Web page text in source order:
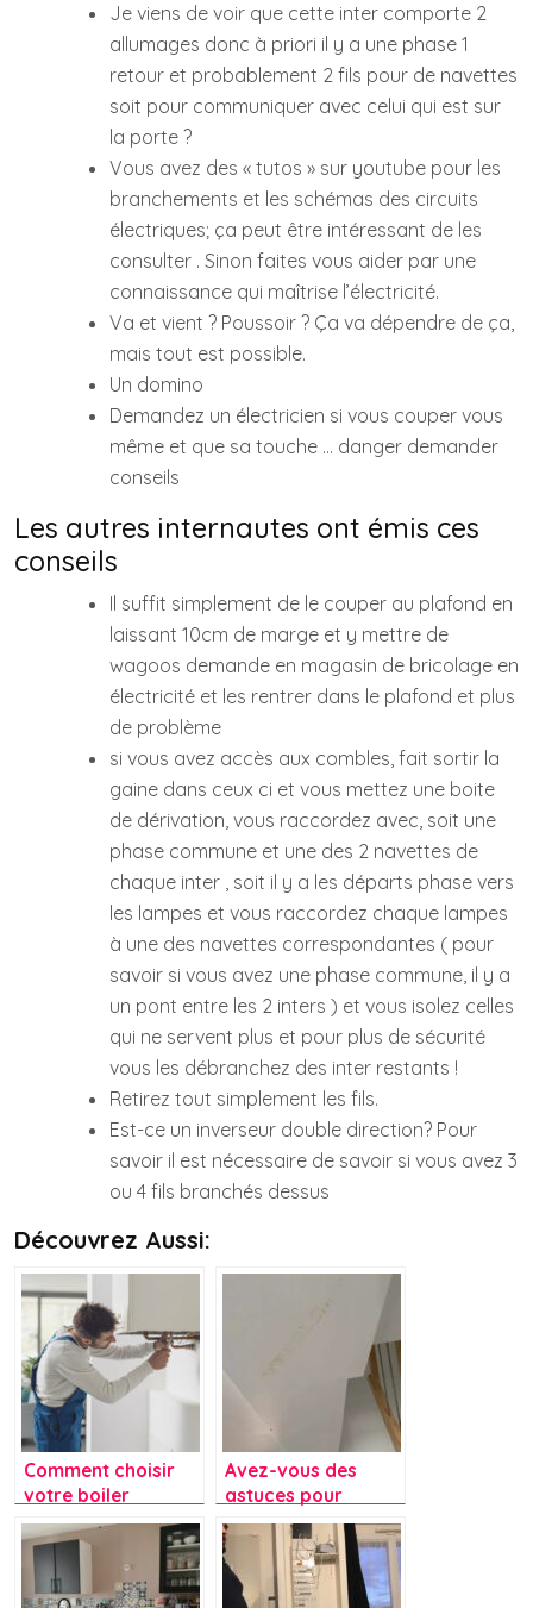
Je viens de voir que cette inter comporte 2
allumages donc à priori il y a une phase 1
retour et probablement 2 fils pour de navettes
soit pour communiquer avec celui qui est sur
la porte ?
Vous avez des « tutos » sur youtube pour les
branchements et les schémas des circuits
électriques; ça peut être intéressant de les
consulter . Sinon faites vous aider par une
connaissance qui maîtrise l’électricité.
Va et vient ? Poussoir ? Ça va dépendre de ça,
mais tout est possible.
Un domino
Demandez un électricien si vous couper vous
même et que sa touche … danger demander
conseils
Les autres internautes ont émis ces
conseils
Il suffit simplement de le couper au plafond en
laissant 10cm de marge et y mettre de
wagoos demande en magasin de bricolage en
électricité et les rentrer dans le plafond et plus
de problème
si vous avez accès aux combles, fait sortir la
gaine dans ceux ci et vous mettez une boite
de dérivation, vous raccordez avec, soit une
phase commune et une des 2 navettes de
chaque inter , soit il y a les départs phase vers
les lampes et vous raccordez chaque lampes
à une des navettes correspondantes ( pour
savoir si vous avez une phase commune, il y a
un pont entre les 2 inters ) et vous isolez celles
qui ne servent plus et pour plus de sécurité
vous les débranchez des inter restants !
Retirez tout simplement les fils.
Est-ce un inverseur double direction? Pour
savoir il est nécessaire de savoir si vous avez 3
ou 4 fils branchés dessus
Découvrez Aussi:
Comment choisir
votre boiler
électrique ?
Avez-vous des
astuces pour
enlever une tache
de tapette à
mouche électrique
sur le mur ?